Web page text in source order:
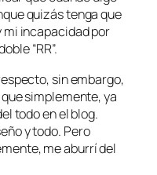
quizás tenga que
incapacidad por
“RR”.
sin embargo,
simplemente, ya
todo en el blog.
y todo. Pero
me aburrí del